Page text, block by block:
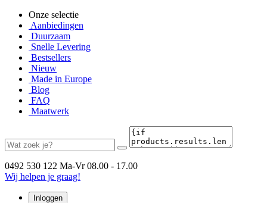
Onze selectie
Aanbiedingen
Duurzaam
Snelle Levering
Bestsellers
Nieuw
Made in Europe
Blog
FAQ
Maatwerk
0492 530 122 Ma-Vr 08.00 - 17.00
Wij helpen je graag!
Inloggen